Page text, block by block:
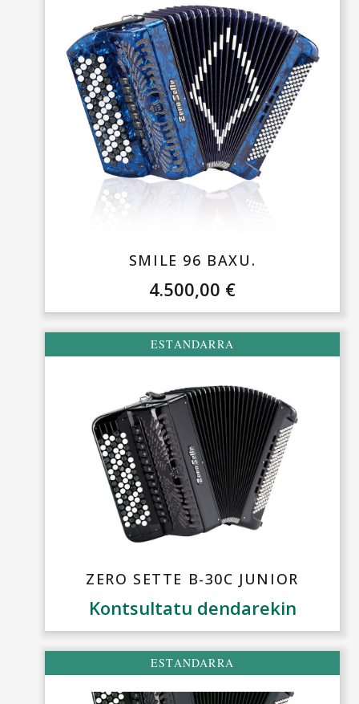
SMILE 96 BAXU.
4.500,00 €
ESTANDARRA
ZERO SETTE B-30C JUNIOR
Kontsultatu dendarekin
ESTANDARRA